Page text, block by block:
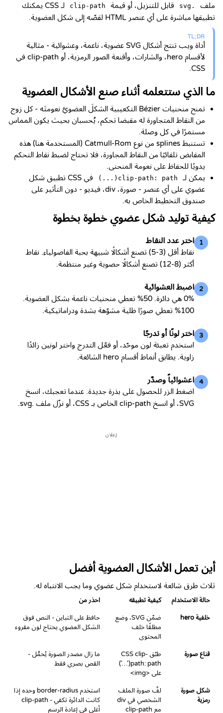
ملف
.svg قابل للتنزيل، أو قيمة clip-path
لـ CSS يمكنك
تطبيقها مباشرة على أي عنصر HTML لقصّه إلى شكل العضوية.
TL;DR
أداة ويب تنتج أشكال SVG عضوية، ناعمة، وعشوائية - مثالية
لأقسام hero، والشارات، وأقنعة الصور الرمزية، أو clip-path في
CSS.
ما الذي ستتعلمه أثناء صنع الأشكال العضوية
تمنح منحنيات Bézier التكعيبية الشكلَ العضويَّ نعومتَه - كل زوج
من النقاط المتجاورة له مقبضا تحكم، يُحسبان بحيث يكون المماس
مستمرًا في كل وصلة.
تستنبط splines من نوع Catmull-Rom (المستخدمة هنا) هذه
المقابض تلقائيًا من النقاط المجاورة، فلا تحتاج لضبط نقاط التحكم
يدويًا للحفاظ على نعومة المنحنى.
يمكن لـ
clip-path: path(...)
في CSS تطبيق شكل
عضوي على أي عنصر - صورة، div، فيديو - دون التأثير على
صندوق التخطيط الخاص به.
كيفية توليد شكل عضوي خطوة بخطوة
1 اختر عدد النقاط
نقاط أقل (3-5) تصنع أشكالًا شبيهة بحبة الفاصولياء. نقاط
أكثر (8-12) تصنع أشكالًا حصوية وغير منتظمة.
2 اضبط العشوائية
0% هي دائرة. 50% تعطي منحنيات ناعمة بشكل العضوية.
100% تعطي صورًا ظلية مشوّهة بشدة ودراماتيكية.
3 اختر لونًا أو تدرجًا
استخدم تعبئة لون موحّد، أو فعّل التدرج واختر لونين زائدًا
زاوية. يطابق أنماط أقسام hero الشائعة.
4 اعشوائياً وصدّر
اضغط الزر للحصول على بذرة جديدة. عندما تعجبك، انسخ
SVG، أو انسخ clip-path الخاص بـ CSS، أو نزّل ملف .svg.
إعلان
أين تعمل الأشكال العضوية أفضل
ثلاث طرق شائعة لاستخدام شكل عضوي وما يجب الانتباه له.
حالة الاستخدام كيفية تطبيقه احذر من
خلفية hero
ضمّن SVG، وضع
مطلقًا خلف
المحتوى
حافظ على التباين - النص فوق
الشكل العضوي يحتاج لون مقروء
قناع صورة
طبّق CSS clip-
path: path('…')
على <img>
ما زال مصدر الصورة يُحمَّل -
القص بصري فقط
شكل صورة
رمزية
لفّ صورة الملف
الشخصي في div
مع clip-path
استخدم border-radius وحده إذا
كانت الدائرة تكفي - clip-path
أغلى في إعادة الرسم